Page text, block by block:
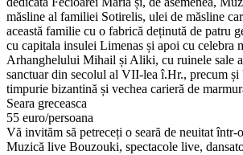
măsline al familiei Sotirelis, ulei de măsline
această familie cu o fabrică deținută de patru
cu capitala insulei Limenas și apoi cu celebra
Arhanghelului Mihail și Aliki, cu ruinele sale
sanctuar din secolul al VII-lea î.Hr., precum și
timpurie bizantină și vechea carieră de
Seara greceasca
55 euro/persoana
Vă invităm să petreceți o seară de neuitat într-
Muzică live Bouzouki, spectacole live,